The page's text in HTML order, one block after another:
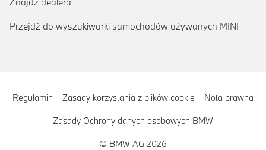
Przejdź do wyszukiwarki samochodów używanych MINI
Regulamin Zasady korzystania z plików cookie Nota prawna
Zasady Ochrony danych osobowych BMW
© BMW AG 2026